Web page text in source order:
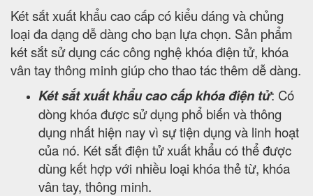
Két sắt xuất khẩu cao cấp có kiểu dáng và chủng
loại đa dạng dễ dàng cho bạn lựa chọn. Sản phẩm
két sắt sử dụng các công nghệ khóa điện tử, khóa
vân tay thông minh giúp cho thao tác thêm dễ dàng.
Két sắt xuất khẩu cao cấp khóa điện tử: Có
dòng khóa được sử dụng phổ biến và thông
dụng nhất hiện nay vì sự tiện dụng và linh hoạt
của nó. Két sắt điện tử xuất khẩu có thể được
dùng kết hợp với nhiều loại khóa thẻ từ, khóa
vân tay, thông minh.